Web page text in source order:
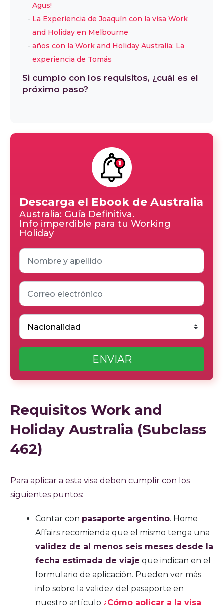
Agus!
La Experiencia de Joaquín con la visa Work
and Holiday en Melbourne
años con la Work and Holiday Australia: La
experiencia de Tomás
Si cumplo con los requisitos, ¿cuál es el
próximo paso?
Descarga el Ebook de Australia
Australia: Guía Definitiva.
Info imperdible para tu Working
Holiday
Requisitos Work and
Holiday Australia (Subclass
462)
Para aplicar a esta visa deben cumplir con los
siguientes puntos:
Contar con pasaporte argentino. Home
Affairs recomienda que el mismo tenga una
validez de al menos seis meses desde la
fecha estimada de viaje que indican en el
formulario de aplicación. Pueden ver más
info sobre la validez del pasaporte en
nuestro artículo ¿Cómo aplicar a la visa